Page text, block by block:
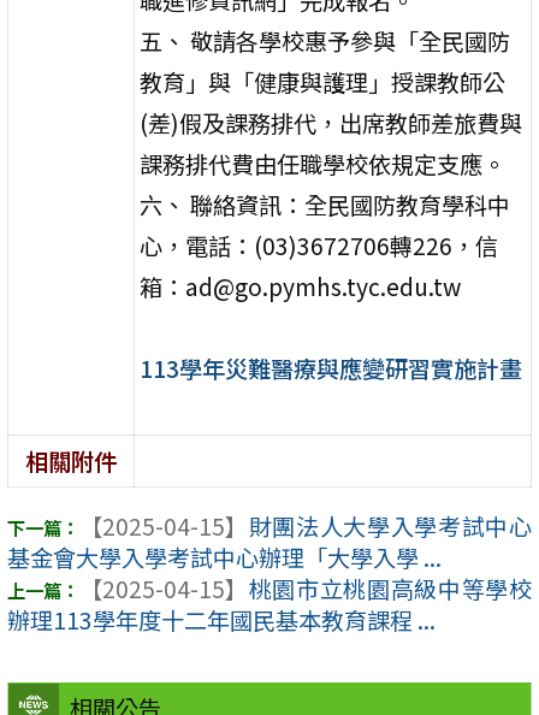
相關公告
五、 敬請各學校惠予參與「全民國防
教育」與「健康與護理」授課教師公
(差)假及課務排代，出席教師差旅費與
課務排代費由任職學校依規定支應。
六、 聯絡資訊：全民國防教育學科中
心，電話：(03)3672706轉226，信
箱：ad@go.pymhs.tyc.edu.tw
113學年災難醫療與應變研習實施計畫
相關附件
【2025-04-15】 財團法人大學入學考試中心
基金會大學入學考試中心辦理「大學入學 ...
【2025-04-15】 桃園市立桃園高級中等學校
辦理113學年度十二年國民基本教育課程 ...